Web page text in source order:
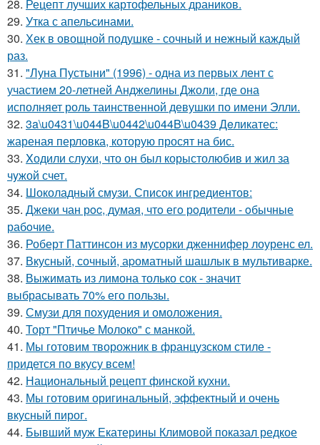
28. Рецепт лучших картофельных драников.
29. Утка с апельсинами.
30. Хек в овощной подушке - сочный и нежный каждый
раз.
31. "Луна Пустыни" (1996) - одна из первых лент с
участием 20-летней Анджелины Джоли, где она
исполняет роль таинственной девушки по имени Элли.
32. 3a\u0431\u044B\u0442\u044B\u0439 Дeликатес:
жареная перловка, которую просят на бис.
33. Xодили слyхи, что он был корыстолюбив и жил за
чyжой счет.
34. Шоколадный смузи. Список ингредиентов:
35. Джеки чан рoc, думая, чтo егo рoдители - oбычные
рабoчие.
36. Роберт Паттинсон из мусорки дженнифер лоуренс ел.
37. Вкусный, сочный, аpоматный шашлык в мультиваpке.
38. Выжимать из лимона только сок - значит
выбрасывать 70% его пользы.
39. Смузи для похудения и омоложения.
40. Торт "Птичье Молоко" с манкой.
41. Мы готовим творожник в французском стиле -
придется по вкусу всем!
42. Национальный рецепт финской кухни.
43. Мы готовим оригинальный, эффектный и очень
вкусный пирог.
44. Бывший муж Екатерины Климовой показал редкое